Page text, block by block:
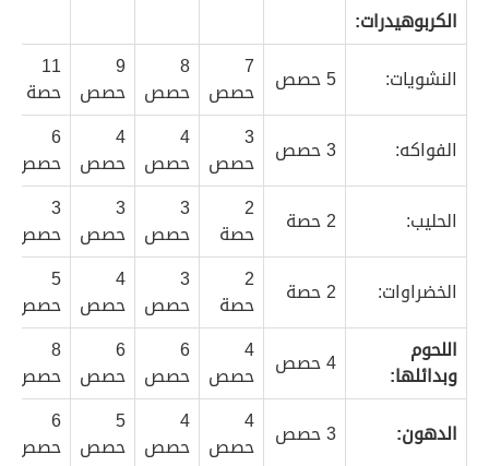
الكربوهيدرات:
النشويات:
5 حصص 7
حصص
8
حصص
9
حصص
11
حصة
الفواكه:
3 حصص 3
حصص
4
حصص
4
حصص
6
حصص
الحليب:
2 حصة 2
حصة
3
حصص
3
حصص
3
حصص
الخضراوات:
2 حصة 2
حصة
3
حصص
4
حصص
5
حصص
اللحوم
وبدائلها: 4 حصص 4
حصص
6
حصص
6
حصص
8
حصص
الدهون:
3 حصص 4
حصص
4
حصص
5
حصص
6
حصص